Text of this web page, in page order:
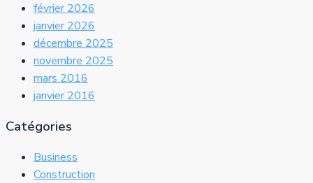
février 2026
janvier 2026
décembre 2025
novembre 2025
mars 2016
janvier 2016
Catégories
Business
Construction